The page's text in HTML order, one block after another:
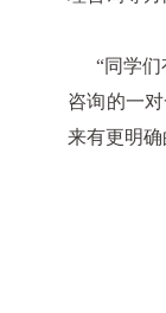
“同学们
咨询的一
来有更明